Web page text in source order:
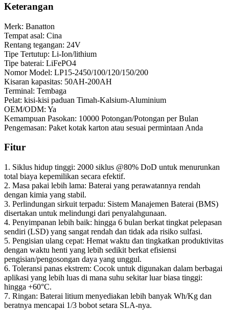
Keterangan
Merk: Banatton
Tempat asal: Cina
Rentang tegangan: 24V
Tipe Tertutup: Li-Ion/lithium
Tipe baterai: LiFePO4
Nomor Model: LP15-2450/100/120/150/200
Kisaran kapasitas: 50AH-200AH
Terminal: Tembaga
Pelat: kisi-kisi paduan Timah-Kalsium-Aluminium
OEM/ODM: Ya
Kemampuan Pasokan: 10000 Potongan/Potongan per Bulan
Pengemasan: Paket kotak karton atau sesuai permintaan Anda
Fitur
1. Siklus hidup tinggi: 2000 siklus @80% DoD untuk menurunkan
total biaya kepemilikan secara efektif.
2. Masa pakai lebih lama: Baterai yang perawatannya rendah
dengan kimia yang stabil.
3. Perlindungan sirkuit terpadu: Sistem Manajemen Baterai (BMS)
disertakan untuk melindungi dari penyalahgunaan.
4. Penyimpanan lebih baik: hingga 6 bulan berkat tingkat pelepasan
sendiri (LSD) yang sangat rendah dan tidak ada risiko sulfasi.
5. Pengisian ulang cepat: Hemat waktu dan tingkatkan produktivitas
dengan waktu henti yang lebih sedikit berkat efisiensi
pengisian/pengosongan daya yang unggul.
6. Toleransi panas ekstrem: Cocok untuk digunakan dalam berbagai
aplikasi yang lebih luas di mana suhu sekitar luar biasa tinggi:
hingga +60°C.
7. Ringan: Baterai litium menyediakan lebih banyak Wh/Kg dan
beratnya mencapai 1/3 bobot setara SLA-nya.